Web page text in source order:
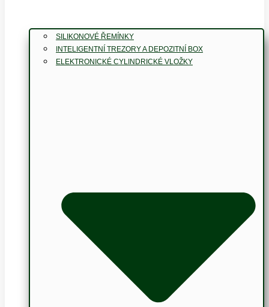
SILIKONOVÉ ŘEMÍNKY
INTELIGENTNÍ TREZORY A DEPOZITNÍ BOX
ELEKTRONICKÉ CYLINDRICKÉ VLOŽKY